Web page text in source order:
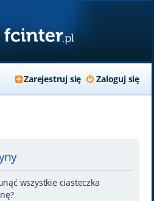
Zaloguj się
Zarejestruj się
wszystkie ciasteczka